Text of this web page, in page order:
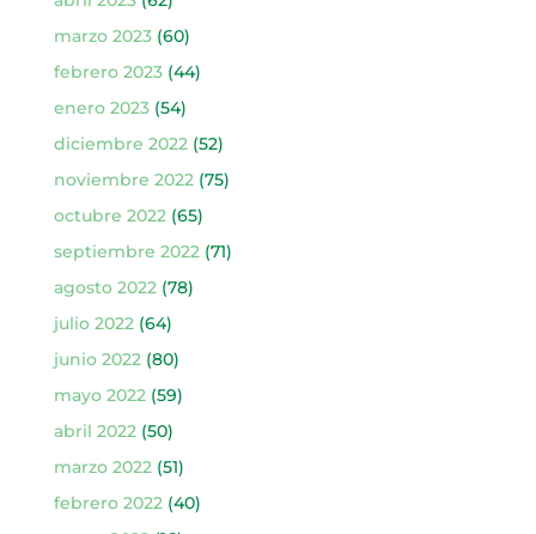
marzo 2023(60)
febrero 2023(44)
enero 2023(54)
diciembre 2022(52)
noviembre 2022(75)
octubre 2022(65)
septiembre 2022(71)
agosto 2022(78)
julio 2022(64)
junio 2022(80)
mayo 2022(59)
abril 2022(50)
marzo 2022(51)
febrero 2022(40)